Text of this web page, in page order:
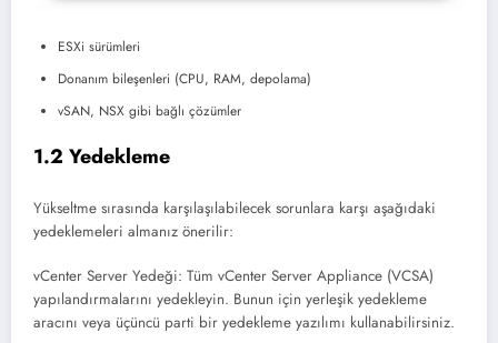
ESXi sürümleri
Donanım bileşenleri (CPU, RAM, depolama)
vSAN, NSX gibi bağlı çözümler
1.2 Yedekleme
Yükseltme sırasında karşılaşılabilecek sorunlara karşı aşağıdaki
yedeklemeleri almanız önerilir:
vCenter Server Yedeği: Tüm vCenter Server Appliance (VCSA)
yapılandırmalarını yedekleyin. Bunun için yerleşik yedekleme
aracını veya üçüncü parti bir yedekleme yazılımı kullanabilirsiniz.